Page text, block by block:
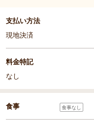
支払い方法
現地決済
料金特記
なし
食事 食事なし